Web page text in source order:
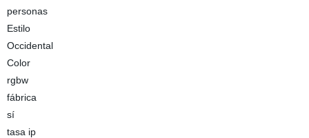
personas
Estilo
Occidental
Color
rgbw
fábrica
sí
tasa ip